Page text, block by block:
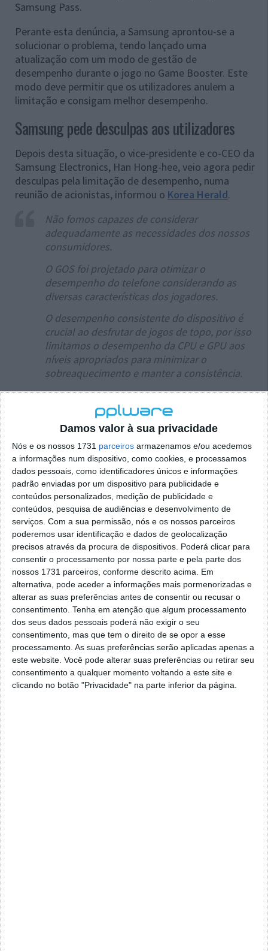
Damos valor à sua privacidade
Nós e os nossos 1731 parceiros armazenamos e/ou acedemos
a informações num dispositivo, como cookies, e processamos
dados pessoais, como identificadores únicos e informações
padrão enviadas por um dispositivo para publicidade e
conteúdos personalizados, medição de publicidade e
conteúdos, pesquisa de audiências e desenvolvimento de
serviços. Com a sua permissão, nós e os nossos parceiros
poderemos usar identificação e dados de geolocalização
precisos através da procura de dispositivos. Poderá clicar para
consentir o processamento por nossa parte e pela parte dos
nossos 1731 parceiros, conforme descrito acima. Em
alternativa, pode aceder a informações mais pormenorizadas e
alterar as suas preferências antes de consentir ou recusar o
consentimento. Tenha em atenção que algum processamento
dos seus dados pessoais poderá não exigir o seu
consentimento, mas que tem o direito de se opor a esse
processamento. As suas preferências serão aplicadas apenas a
este website. Você pode alterar suas preferências ou retirar seu
consentimento a qualquer momento voltando a este site e
clicando no botão "Privacidade" na parte inferior da página.
Samsung Pass.
Perante esta denúncia, a Samsung aprontou-se a
solucionar o problema, tendo lançado uma
atualização com um modo de gestão de
desempenho durante o jogo no Game Booster. Este
modo deve permitir que os utilizadores anulem a
limitação e consigam melhor desempenho.
Samsung pede desculpas aos utilizadores
Depois desta situação, o vice-presidente e co-CEO da
Samsung Electronics, Han Hong-hee, veio agora pedir
desculpas pela limitação de desempenho, numa
reunião de acionistas, informou o Korea Herald.
Não fomos capazes de considerar
adequadamente as necessidades dos nossos
consumidores.
O GOS foi projetado para otimizar o
desempenho do telefone considerando as
diversas características dos jogadores.
O desempenho consistente do dispositivo é
crucial ao desfrutar de jogos de topo, por isso
limitamos o desempenho da CPU e GPU aos
níveis apropriados para minimizar o
sobreaquecimento e manter a consistência.
haverá a garantia de uma otimização para garantir a
segurança dos dispositivos em termos de
aquecimento excessivo, sendo essa uma
preocupação durante os jogos.
Este artigo tem mais de um ano
Acompanhe o Pplware no Google Notícias
Proponha uma correção, faça uma sugestão
Autor: Maria Inês Coelho
Tags: GOS Jogos samsung